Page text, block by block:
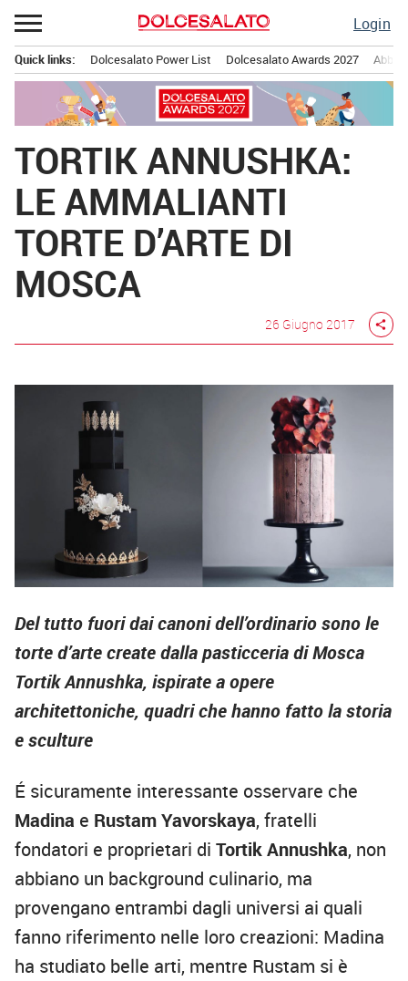
Passa
al
contenuto
Login
principale
Quick links: Dolcesalato Power List Dolcesalato Awards 2027
TORTIK ANNUSHKA:
LE AMMALIANTI
TORTE D’ARTE DI
MOSCA
26 Giugno 2017 share
Del tutto fuori dai canoni dell’ordinario sono le
torte d’arte create dalla pasticceria di Mosca
Tortik Annushka, ispirate a opere
architettoniche, quadri che hanno fatto la storia
e sculture
É sicuramente interessante osservare che
Madina e Rustam Yavorskaya, fratelli
fondatori e proprietari di Tortik Annushka, non
abbiano un background culinario, ma
provengano entrambi dagli universi ai quali
fanno riferimento nelle loro creazioni: Madina
ha studiato belle arti, mentre Rustam si è